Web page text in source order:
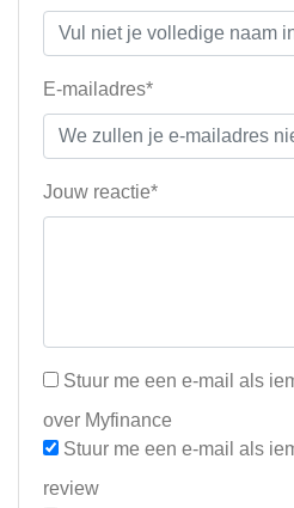
E-mailadres*
Jouw reactie*
Stuur me een e-mail als
over Myfinance
Stuur me een e-mail als
review